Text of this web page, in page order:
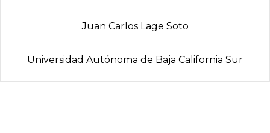
Juan Carlos Lage Soto
Universidad Autónoma de Baja California Sur